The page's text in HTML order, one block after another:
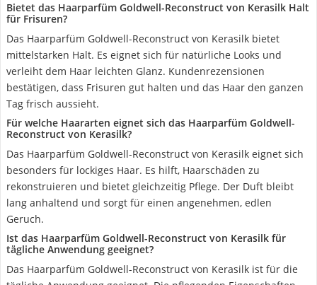
Bietet das Haarparfüm Goldwell-Reconstruct von Kerasilk Halt
für Frisuren?
Das Haarparfüm Goldwell-Reconstruct von Kerasilk bietet
mittelstarken Halt. Es eignet sich für natürliche Looks und
verleiht dem Haar leichten Glanz. Kundenrezensionen
bestätigen, dass Frisuren gut halten und das Haar den ganzen
Tag frisch aussieht.
Für welche Haararten eignet sich das Haarparfüm Goldwell-
Reconstruct von Kerasilk?
Das Haarparfüm Goldwell-Reconstruct von Kerasilk eignet sich
besonders für lockiges Haar. Es hilft, Haarschäden zu
rekonstruieren und bietet gleichzeitig Pflege. Der Duft bleibt
lang anhaltend und sorgt für einen angenehmen, edlen
Geruch.
Ist das Haarparfüm Goldwell-Reconstruct von Kerasilk für
tägliche Anwendung geeignet?
Das Haarparfüm Goldwell-Reconstruct von Kerasilk ist für die